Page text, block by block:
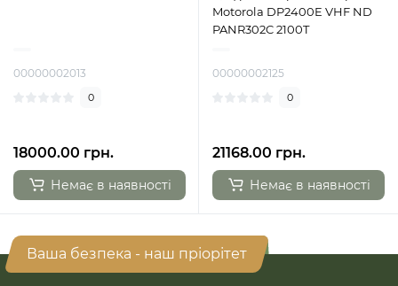
00000002013
0
18000.00 грн.
Немає в наявності
Motorola DP2400E VHF ND
PANR302C 2100T
00000002125
0
21168.00 грн.
Немає в наявності
Ваша безпека - наш пріорітет